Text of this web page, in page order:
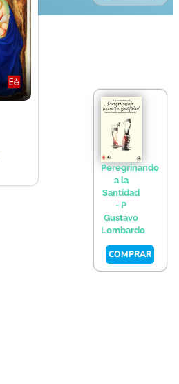
Peregrinando
a la
Santidad
- P
Gustavo
Lombardo
COMPRAR